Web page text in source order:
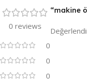
0 reviews
0
0
0
“makine